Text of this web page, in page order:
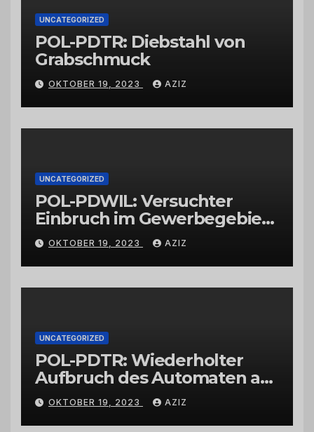
UNCATEGORIZED
POL-PDTR: Diebstahl von
Grabschmuck
OKTOBER 19, 2023 AZIZ
UNCATEGORIZED
POL-PDWIL: Versuchter
Einbruch im Gewerbegebiet
Wittlich
OKTOBER 19, 2023 AZIZ
UNCATEGORIZED
POL-PDTR: Wiederholter
Aufbruch des Automaten am
Wohnmobilstellplatz in
Hermeskeil am Labachweg
OKTOBER 19, 2023 AZIZ